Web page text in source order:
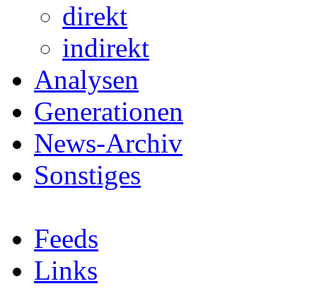
direkt
indirekt
Analysen
Generationen
News-Archiv
Sonstiges
Feeds
Links